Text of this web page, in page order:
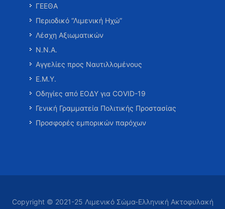
ΓΕΕΘΑ
Περιοδικό “Λιμενική Ηχώ”
Λέσχη Αξιωματικών
Ν.Ν.Α.
Αγγελίες προς Ναυτιλλομένους
Ε.Μ.Υ.
Οδηγίες από ΕΟΔΥ για COVID-19
Γενική Γραμματεία Πολιτικής Προστασίας
Προσφορές εμπορικών παρόχων
Copyright © 2021-25 Λιμενικό Σώμα-Ελληνική Ακτοφυλακή